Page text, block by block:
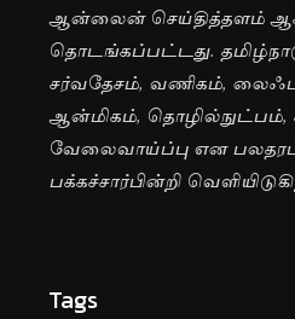
ஆன்லைன் செய்தித்தளம்
தொடங்கப்பட்டது.
சர்வதேசம், வணிகம்,
ஆன்மிகம், தொழில்நுட்பம்,
வேலைவாய்ப்பு என
பக்கச்சார்பின்றி
Tags